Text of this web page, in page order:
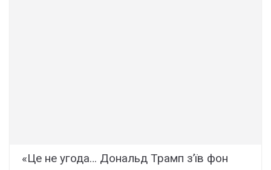
«Це не угода… Дональд Трамп з’їв фон